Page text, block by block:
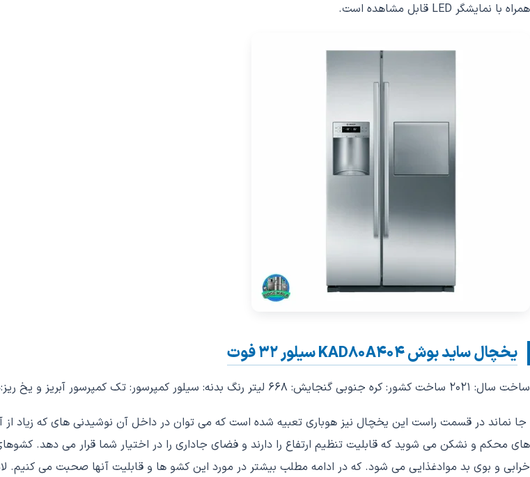
همراه با نمایشگر LED قابل مشاهده است.
یخچال ساید بوش KAD80A404 سیلور 32 فوت
ساخت سال: 2021 ساخت کشور: کره جنوبی گنجایش: 668 لیتر رنگ بدنه: سیلور کمپرسور: تک کمپرسور آبریز و یخ ریز:دارد طول: 86 میلی متر ارتفاع: 181 میلی متر عمق: 86 میلی متر
جا نماند در قسمت راست این یخچال نیز هوباری تعبیه شده است که می توان در داخل آن نوشیدنی های که زیاد